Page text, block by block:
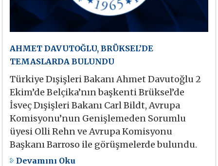
AHMET DAVUTOĞLU, BRÜKSEL’DE
TEMASLARDA BULUNDU
Türkiye Dışişleri Bakanı Ahmet Davutoğlu 2
Ekim’de Belçika’nın başkenti Brüksel’de
İsveç Dışişleri Bakanı Carl Bildt, Avrupa
Komisyonu’nun Genişlemeden Sorumlu
üyesi Olli Rehn ve Avrupa Komisyonu
Başkanı Barroso ile görüşmelerde bulundu.
Devamını Oku